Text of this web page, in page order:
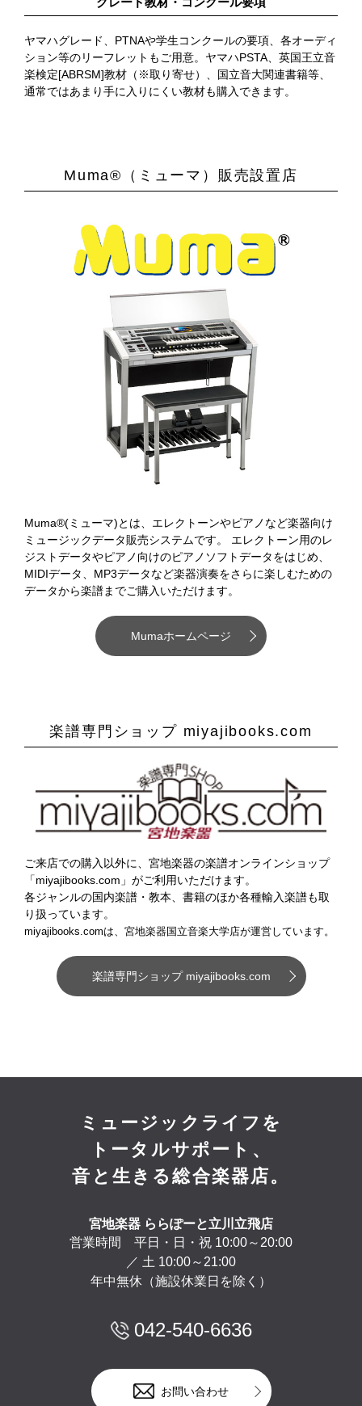
ヤマハグレード、PTNAや学生コンクールの要項、各オーディ
ション等のリーフレットもご用意。ヤマハPSTA、英国王立音
楽検定[ABRSM]教材（※取り寄せ）、国立音大関連書籍等、
通常ではあまり手に入りにくい教材も購入できます。
Muma®（ミューマ）販売設置店
Muma®(ミューマ)とは、エレクトーンやピアノなど楽器向け
ミュージックデータ販売システムです。 エレクトーン用のレ
ジストデータやピアノ向けのピアノソフトデータをはじめ、
MIDIデータ、MP3データなど楽器演奏をさらに楽しむための
データから楽譜までご購入いただけます。
Mumaホームページ
楽譜専門ショップ miyajibooks.com
ご来店での購入以外に、宮地楽器の楽譜オンラインショップ
「miyajibooks.com」がご利用いただけます。
各ジャンルの国内楽譜・教本、書籍のほか各種輸入楽譜も取
り扱っています。
miyajibooks.comは、宮地楽器国立音楽大学店が運営しています。
楽譜専門ショップ miyajibooks.com
ミュージックライフを
トータルサポート、
音と生きる総合楽器店。
宮地楽器 ららぽーと立川立飛店
営業時間 平日・日・祝 10:00～20:00
／ 土 10:00～21:00
年中無休（施設休業日を除く）
042-540-6636
お問い合わせ